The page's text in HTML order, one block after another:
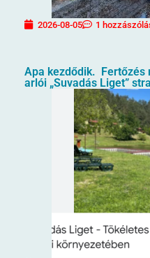
2026-08-05 1
Apa kezdődik. Fertőzés
arlói „Suvadás Liget”